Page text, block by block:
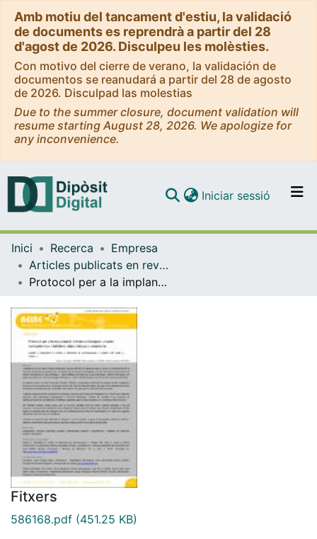
Amb motiu del tancament d'estiu, la validació
de documents es reprendrà a partir del 28
d'agost de 2026. Disculpeu les molèsties.
Con motivo del cierre de verano, la validación de
documentos se reanudará a partir del 28 de agosto
de 2026. Disculpad las molestias
Due to the summer closure, document validation will
resume starting August 28, 2026. We apologize for
any inconvenience.
Navega per tot el DD
Iniciar sessió (current)
Inici Recerca
Empresa
Articles publicats en revistes (Empresa)
Protocol per a la implantació d'eines didàctiques virtuals: competències i habilitats adquirides pels estudiants
Fitxers
586168.pdf (451.25 KB)